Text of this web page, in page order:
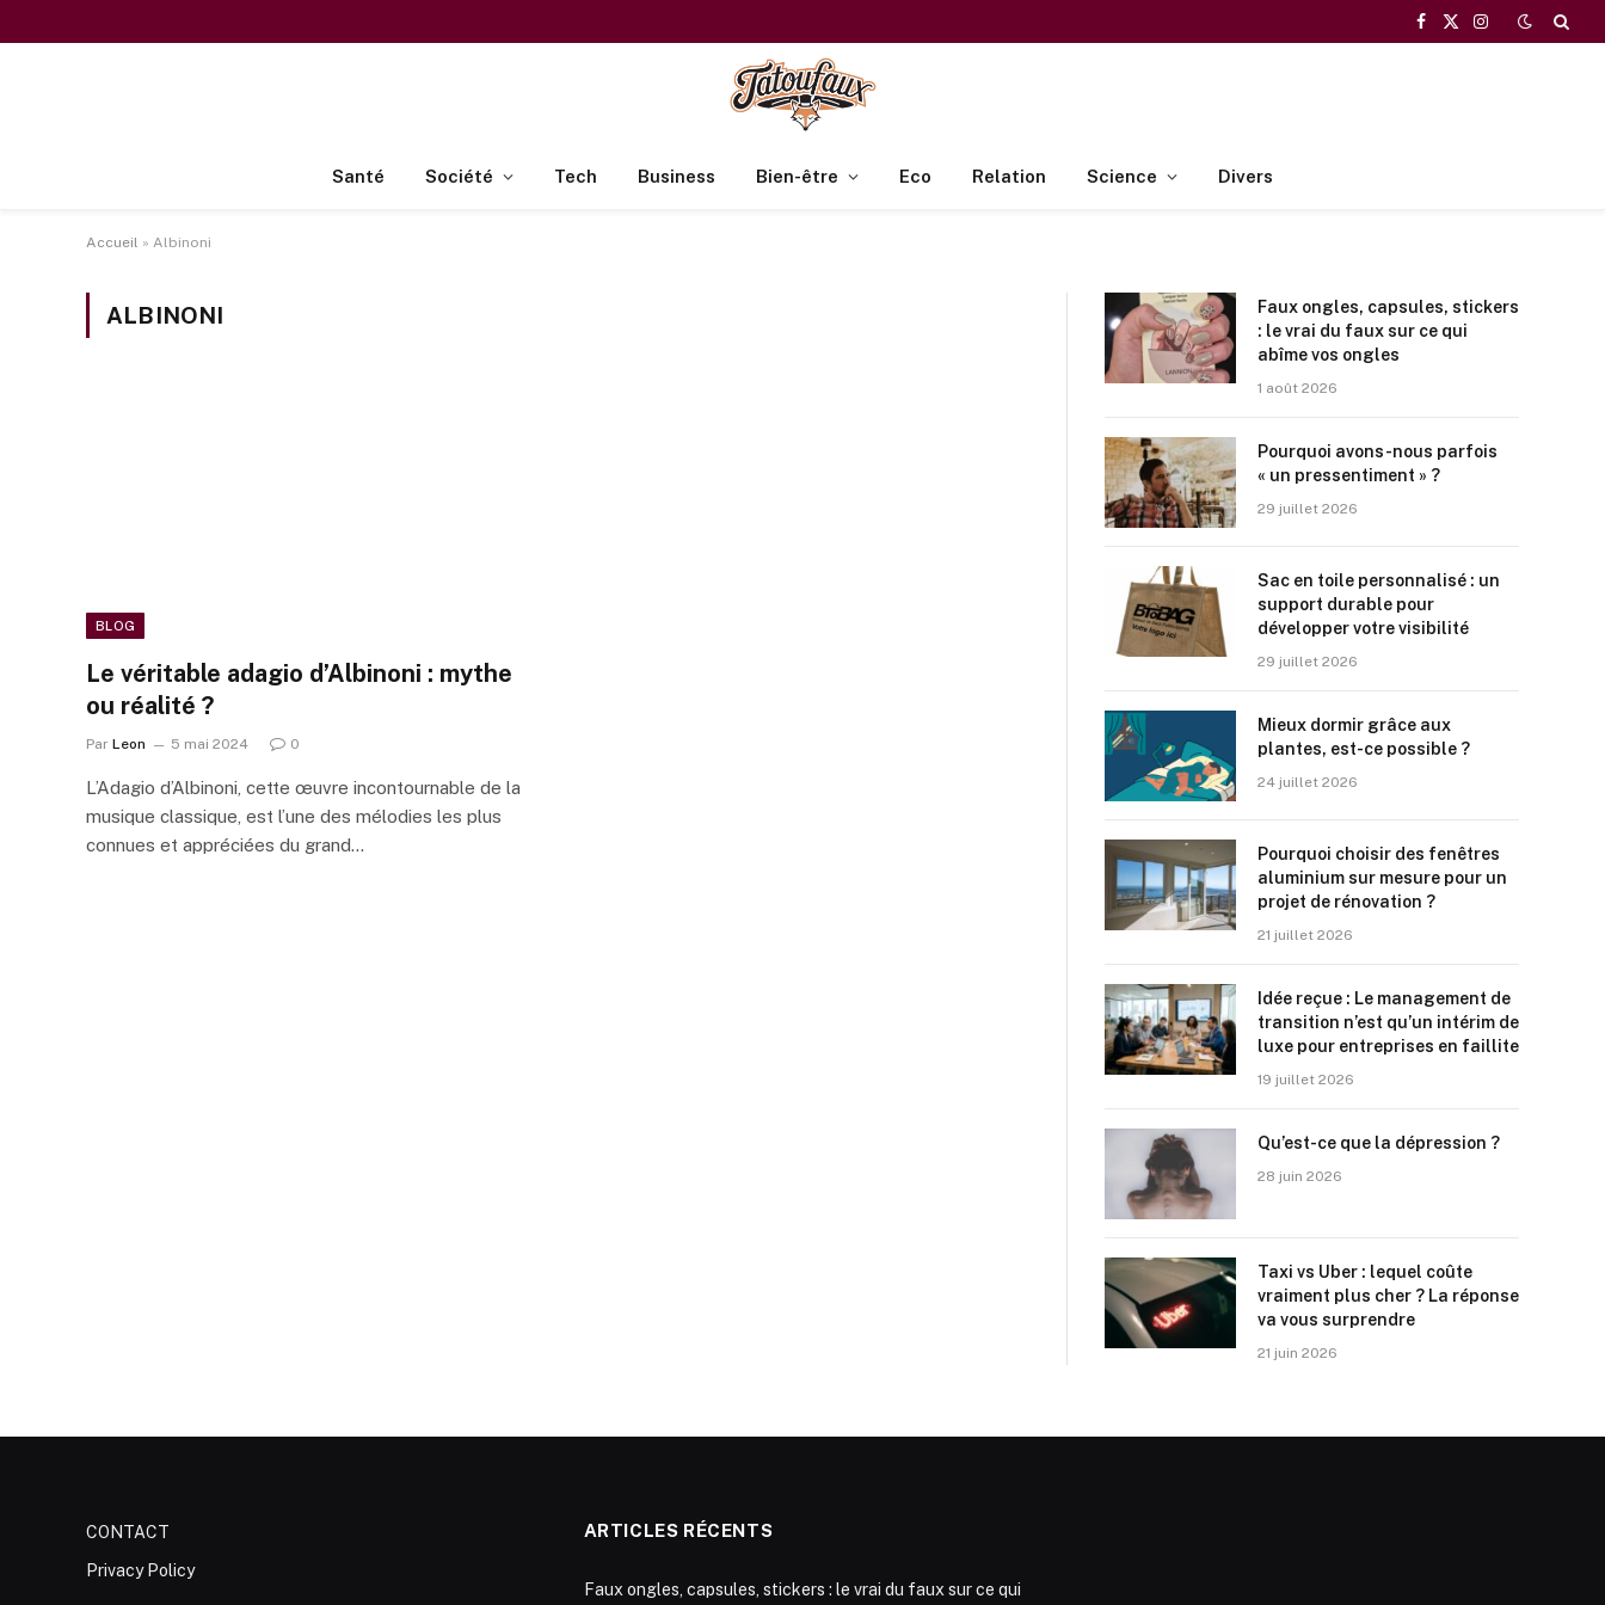
Facebook
X
Instagram
Santé Société Tech Business Bien-être Eco Relation Science Divers
Accueil » Albinoni
ALBINONI
BLOG
Le véritable adagio d’Albinoni : mythe
ou réalité ?
Par Leon 5 mai 2024 0
L’Adagio d’Albinoni, cette œuvre incontournable de la
musique classique, est l’une des mélodies les plus
connues et appréciées du grand…
Faux ongles, capsules, stickers
: le vrai du faux sur ce qui
abîme vos ongles
1 août 2026
Pourquoi avons-nous parfois
« un pressentiment » ?
29 juillet 2026
Sac en toile personnalisé : un
support durable pour
développer votre visibilité
29 juillet 2026
Mieux dormir grâce aux
plantes, est-ce possible ?
24 juillet 2026
Pourquoi choisir des fenêtres
aluminium sur mesure pour un
projet de rénovation ?
21 juillet 2026
Idée reçue : Le management de
transition n’est qu’un intérim de
luxe pour entreprises en faillite
19 juillet 2026
Qu’est-ce que la dépression ?
28 juin 2026
Taxi vs Uber : lequel coûte
vraiment plus cher ? La réponse
va vous surprendre
21 juin 2026
CONTACT
Privacy Policy
ARTICLES RÉCENTS
Faux ongles, capsules, stickers : le vrai du faux sur ce qui